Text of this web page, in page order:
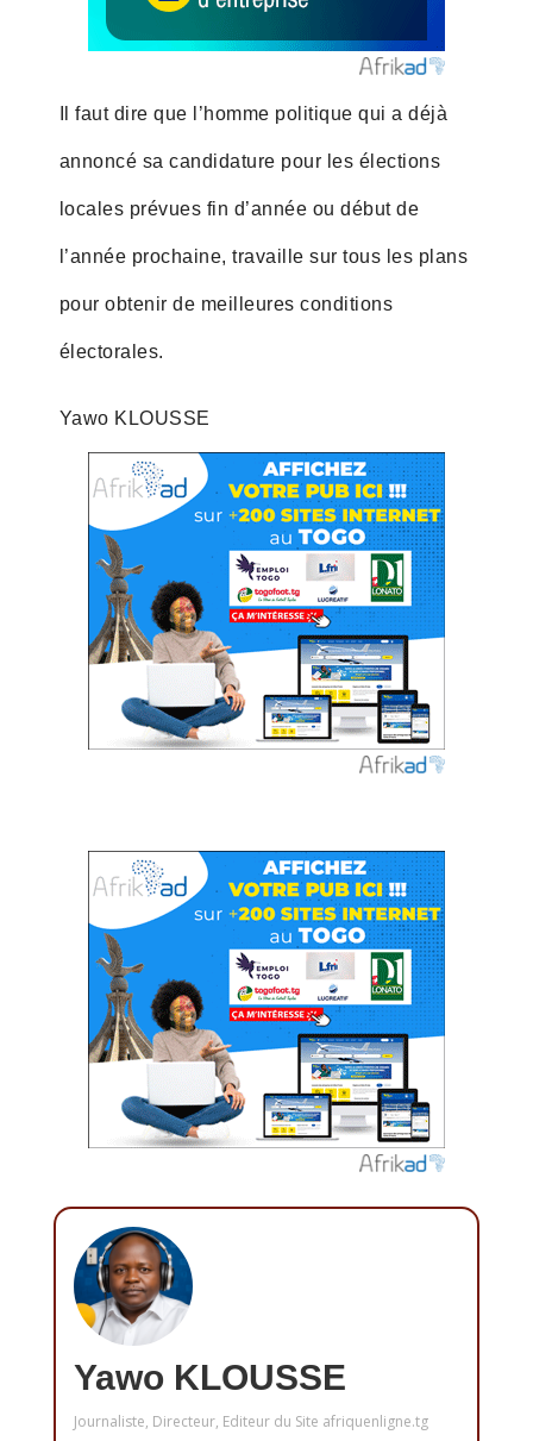
Il faut dire que l’homme politique qui a déjà
annoncé sa candidature pour les élections
locales prévues fin d’année ou début de
l’année prochaine, travaille sur tous les plans
pour obtenir de meilleures conditions
électorales.
Yawo KLOUSSE
Yawo KLOUSSE
Journaliste, Directeur, Editeur du Site afriquenligne.tg